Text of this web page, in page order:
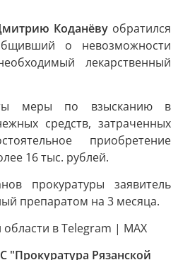
Коданёву обратился
о невозможности
лекарственный
меры по взысканию в
средств, затраченных
приобретение
16 тыс. рублей.
прокуратуры заявитель
препаратом на 3 месяца.
в Telegram | MAX
"Прокуратура Рязанской